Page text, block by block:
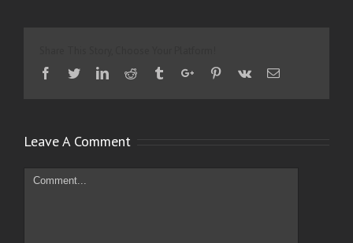
Facebook
TwitterLinkedinReddit TumblrGoogle+Pinterest
Vk Email
Leave A Comment
Comment